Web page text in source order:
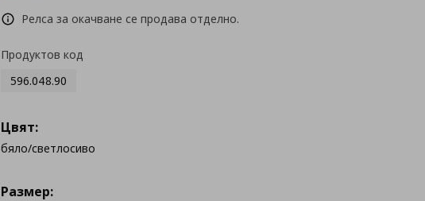
Релса за окачване се продава отделно.
Продуктов код
596.048.90
Цвят:
бяло/светлосиво
Размер: